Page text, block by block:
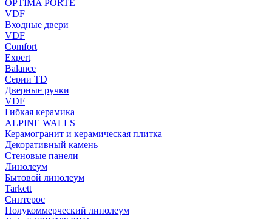
OPTIMA PORTE
VDF
Входные двери
VDF
Comfort
Expert
Balance
Серии TD
Дверные ручки
VDF
Гибкая керамика
ALPINE WALLS
Керамогранит и керамическая плитка
Декоративный камень
Стеновые панели
Линолеум
Бытовой линолеум
Tarkett
Синтерос
Полукоммерческий линолеум